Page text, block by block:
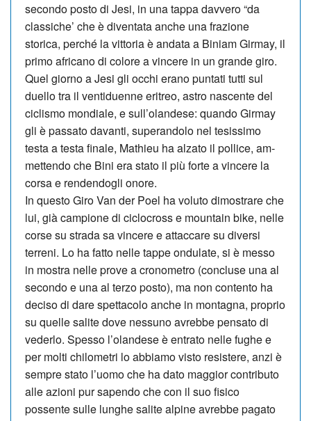
secondo posto di Jesi, in una tappa davvero “da
classiche’ che è diventata anche una frazione
storica, perché la vittoria è andata a Biniam Girmay, il
primo africano di colore a vincere in un grande giro.
Quel giorno a Jesi gli occhi erano puntati tutti sul
duello tra il ventiduenne eritreo, astro nascente del
ciclismo mondiale, e sull’olandese: quando Gir­may
gli è passato davanti, superandolo nel tesissimo
testa a testa finale, Mathieu ha al­zato il pollice, am­
mettendo che Bini era stato il più forte a vincere la
corsa e rendendogli onore.
In questo Giro Van der Poel ha voluto dimostrare che
lui, già campione di ciclocross e mountain bike, nelle
corse su strada sa vincere e attaccare su diversi
terreni. Lo ha fatto nelle tappe on­dulate, si è messo
in mostra nelle prove a cronometro (concluse una al
secondo e una al terzo posto), ma non contento ha
deciso di dare spettacolo anche in montagna, proprio
su quelle salite dove nessuno avrebbe pensato di
ve­der­lo. Spesso l’olandese è entrato nelle fughe e
per molti chilometri lo abbiamo visto resistere, anzi è
sempre stato l’uomo che ha dato maggior contributo
alle azioni pur sapendo che con il suo fisico
possente sulle lunghe salite alpine avrebbe pagato